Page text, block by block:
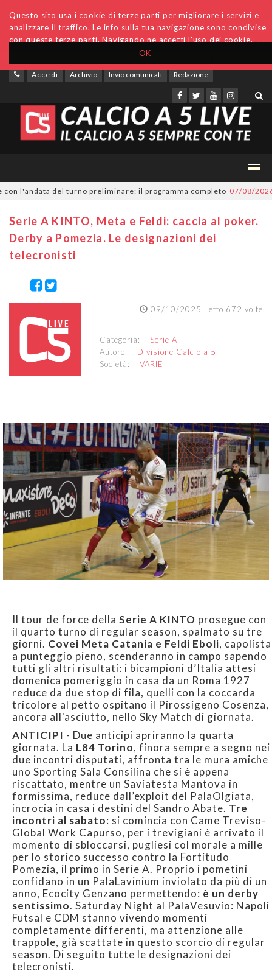
OK
Questo sito usa i cookie di terze parti per migliorare i servizi e
analizzare il traffico. Le info sulla tua navigazione sono condivise
con queste terze parti. Navigando ne accetti l'uso dei cookie.
Accedi Archivio Invio comunicati Redazione
del turno preliminare: il programma completo 07/08/2026
Serie A KINTO, Meta e Feldi: caccia al poker.
Derby a Pomezia. Le designazioni dei
telecronisti
09/10/2025 Letto 672 volte
Categoria: Serie A
Autore: Divisione Calcio a 5
Società:VARIE
Il tour de force della Serie A KINTO prosegue con
il quarto turno di regular season, spalmato su tre
giorni. Covei Meta Catania e Feldi Eboli, capolista
a punteggio pieno, scenderanno in campo sapendo
tutti gli altri risultati: i bicampioni d’Italia attesi
domenica pomeriggio in casa da un Roma 1927
reduce da due stop di fila, quelli con la coccarda
tricolore al petto ospitano il Pirossigeno Cosenza,
ancora all'asciutto, nello Sky Match di giornata.
ANTICIPI - Due anticipi apriranno la quarta
giornata. La L84 Torino, finora sempre a segno nei
due incontri disputati, affronta tra le mura amiche
uno Sporting Sala Consilina che si è appena
riscattato, mentre un Saviatesta Mantova in
formissima, reduce dall’exploit del PalaOlgiata,
incrocia in casa i destini del Sandro Abate. Tre
incontri al sabato: si comincia con Came Treviso-
Global Work Capurso, per i trevigiani è arrivato il
momento di sbloccarsi, pugliesi col morale a mille
per lo storico successo contro la Fortitudo
Pomezia, il primo in Serie A. Proprio i pometini
confidano in un PalaLavinium inviolato da più di un
anno, Ecocity Genzano permettendo: è un derby
sentissimo. Saturday Night al PalaVesuvio: Napoli
Futsal e CDM stanno vivendo momenti
completamente differenti, ma attenzione alle
trappole, già scattate in questo scorcio di regular
season. Di seguito tutte le designazioni dei
telecronisti.